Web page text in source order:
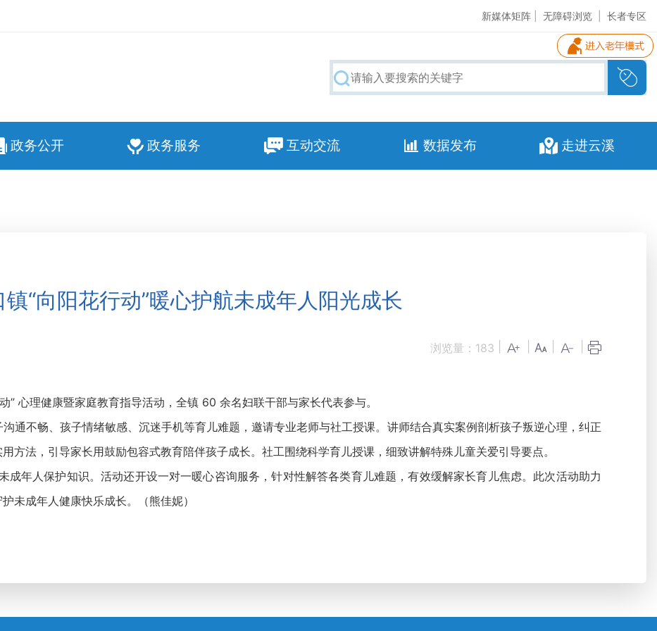
新媒体矩阵 无障碍浏览 长者专区
政务公开 政务服务 互动交流 数据发布 走进云溪
镇“向阳花行动”暖心护航未成年人阳光成长
浏览量： 183
心理健康暨家庭教育指导活动，全镇 60 余名妇联干部与家长代表参与。
不畅、孩子情绪敏感、沉迷手机等育儿难题，邀请专业老师与社工授课。讲师结合真实案例剖析孩子叛逆心理，纠正
方法，引导家长用鼓励包容式教育陪伴孩子成长。社工围绕科学育儿授课，细致讲解特殊儿童关爱引导要点。
年人保护知识。活动还开设一对一暖心咨询服务，针对性解答各类育儿难题，有效缓解家长育儿焦虑。此次活动助力
未成年人健康快乐成长。（熊佳妮）